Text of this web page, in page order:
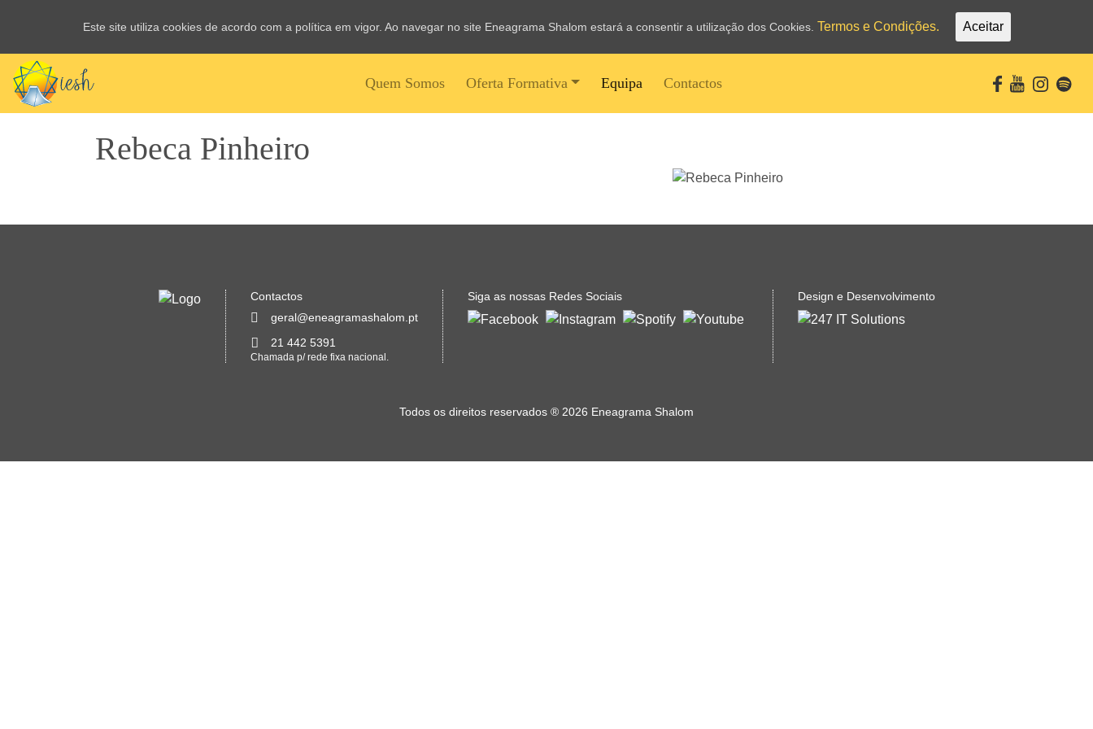
Quem Somos Oferta Formativa Equipa Contactos
Rebeca Pinheiro
Contactos
geral@eneagramashalom.pt
21 442 5391
Chamada p/ rede fixa nacional.
Siga as nossas Redes Sociais Design e Desenvolvimento
Todos os direitos reservados ® 2026 Eneagrama Shalom
Este site utiliza cookies de acordo com a política em vigor. Ao navegar no site Eneagrama Shalom estará a consentir a utilização dos Cookies. Termos e Condições. Aceitar